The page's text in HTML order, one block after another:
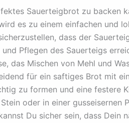
Sauerteigbrot zu backen
es zu einem einfachen und
dass der
und Pflegen des Sauerteigs
das Mischen von Mehl und
für ein saftiges Brot mit
zu formen und eine festere
oder in einer gusseisernen
Du sicher sein, dass Dein